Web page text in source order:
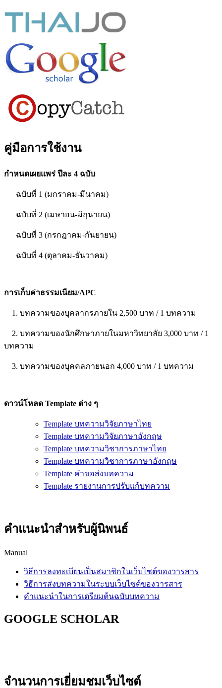
คู่มือการใช้งาน
กำหนดเผยแพร่ ปีละ 4 ฉบับ
ฉบับที่ 1 (มกราคม-มีนาคม)
ฉบับที่ 2 (เมษายน-มิถุนายน)
ฉบับที่ 3 (กรกฎาคม-กันยายน)
ฉบับที่ 4 (ตุลาคม-ธันวาคม)
การเก็บค่าธรรมเนียม/APC
1. บทความของบุคลากรภายใน 2,500 บาท / 1 บทความ
2. บทความของนักศึกษาภายในมหาวิทยาลัย 3,000 บาท / 1
บทความ
3. บทความของบุคคลภายนอก 4,000 บาท / 1 บทความ
ดาวน์โหลด Template ต่าง ๆ
Template บทความวิจัยภาษาไทย
Template บทความวิจัยภาษาอังกฤษ
Template บทความวิชาการภาษาไทย
Template บทความวิชาการภาษาอังกฤษ
Template คำขอส่งบทความ
Template รายงานการปรับแก้บทความ
คำแนะนำสำหรับผู้นิพนธ์
Manual
วิธีการลงทะเบียนเป็นสมาชิกในเว็บไซต์ของวารสาร
วิธีการส่งบทความในระบบเว็บไซต์ของวารสาร
คำแนะนำในการเตรียมต้นฉบับบทความ
GOOGLE SCHOLAR
จำนวนการเยี่ยมชมเว็บไซต์